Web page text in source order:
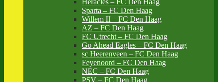
Heracles – FC Den Haag
Sparta – FC Den Haag
Willem II – FC Den Haag
AZ – FC Den Haag
FC Utrecht – FC Den Haag
Go Ahead Eagles – FC Den Haag
sc Heerenveen – FC Den Haag
Feyenoord – FC Den Haag
NEC – FC Den Haag
PSV – FC Den Haag